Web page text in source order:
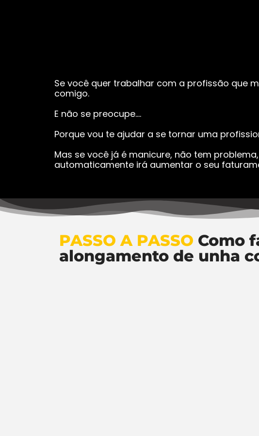
Se você quer trabalhar com a profissão que
comigo.
E não se preocupe….
Porque vou te ajudar a se tornar uma
Mas se você já é manicure, não tem
automaticamente irá aumentar o seu
PASSO A PASSO Como
alongamento de unha